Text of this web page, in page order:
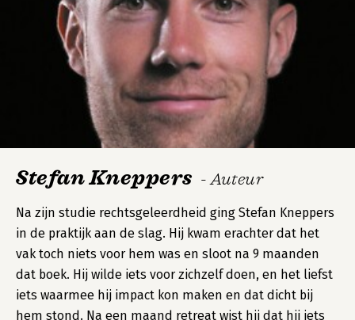
Stefan Kneppers - Auteur
Na zijn studie rechtsgeleerdheid ging Stefan Kneppers
in de praktijk aan de slag. Hij kwam erachter dat het
vak toch niets voor hem was en sloot na 9 maanden
dat boek. Hij wilde iets voor zichzelf doen, en het liefst
iets waarmee hij impact kon maken en dat dicht bij
hem stond. Na een maand retreat wist hij dat hij iets